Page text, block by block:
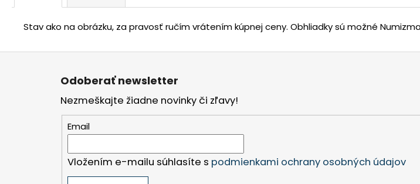
Stav ako na obrázku, za pravosť ručím vrátením kúpnej ceny. Obhliadky sú možné
Z
Odoberať newsletter
Nezmeškajte žiadne novinky či zľavy!
Email
Vložením e-mailu súhlasíte s podmienkami ochrany osobných údajov